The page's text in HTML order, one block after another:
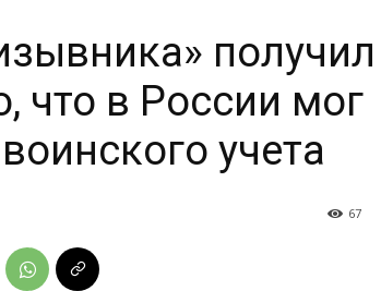
получил
что в России мог
учета
67